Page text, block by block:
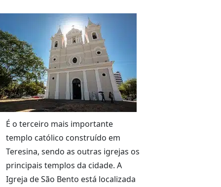
É o terceiro mais importante
templo católico construído em
Teresina, sendo as outras igrejas os
principais templos da cidade. A
Igreja de São Bento está localizada